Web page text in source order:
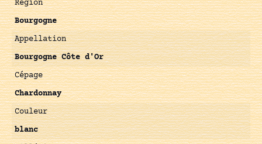
Région
Bourgogne
Appellation
Bourgogne Côte d'Or
Cépage
Chardonnay
Couleur
blanc